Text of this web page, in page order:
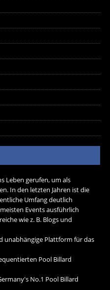
Leben gerufen, um als
In den letzten Jahren ist die
Umfang deutlich
Events ausführlich
wie z. B. Blogs und
unabhängige Plattform für das
Pool Billard
No.1 Pool Billard